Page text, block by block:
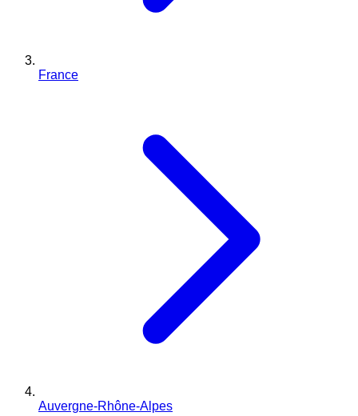
France
Auvergne-Rhône-Alpes